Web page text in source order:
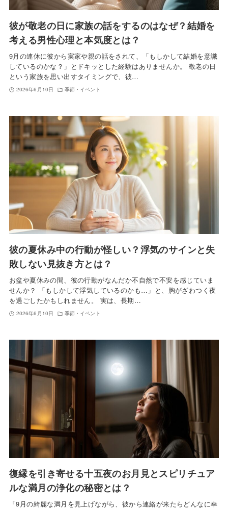
彼が敬老の日に家族の話をするのはなぜ？結婚を
考える男性心理と本気度とは？
9月の連休に彼から実家や親の話をされて、「もしかして結婚を意識
しているのかな？」とドキッとした経験はありませんか。 敬老の日
という家族を思い出すタイミングで、彼…
2026年6月10日 季節・イベント
彼の夏休み中の行動が怪しい？浮気のサインと失
敗しない見抜き方とは？
お盆や夏休みの間、彼の行動がなんだか不自然で不安を感じていま
せんか？ 「もしかして浮気しているのかも…」と、胸がざわつく夜
を過ごしたかもしれません。 実は、長期…
2026年6月10日 季節・イベント
復縁を引き寄せる十五夜のお月見とスピリチュア
ルな満月の浄化の秘密とは？
「9月の綺麗な満月を見上げながら、彼から連絡が来たらどんなに幸